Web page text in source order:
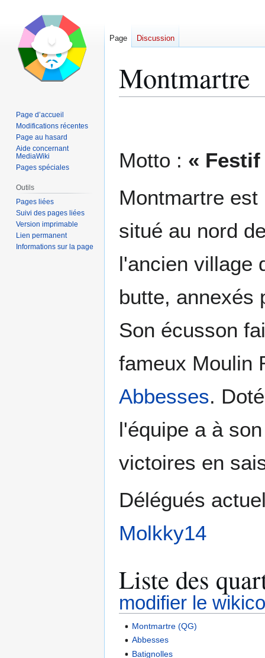
Montmartre
navigation
recherche
Motto : «
Montmartre
situé au nord
l'ancien village
butte, annexés
Son écusson
fameux Moulin
Abbesses.
l'équipe a à
victoires en
Délégués
Molkky14
Liste des
modifier le
Montmartre (QG)
Abbesses
Batignolles
Page Discussion
Page d’accueil
Modifications récentes
Page au hasard
Aide concernant
MediaWiki
Pages spéciales
Outils
Pages liées
Suivi des pages liées
Version imprimable
Lien permanent
Informations sur la page